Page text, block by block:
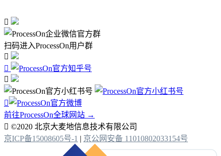

扫码进入ProcessOn用户群




前往ProcessOn全球网站 →
 ©2020 北京大麦地信息技术有限公司
京ICP备15008605号-1 | 京公网安备 11010802033154号